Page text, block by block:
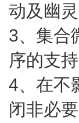
动及幽灵
3、集合
序的支持
4、在不
闭非必